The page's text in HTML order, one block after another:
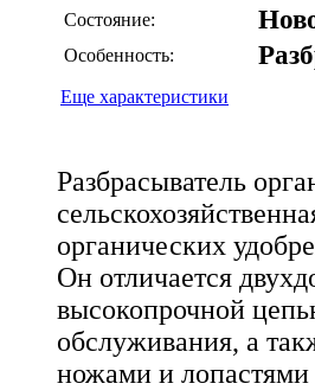
Состояние:
Особенность:
Еще характеристики
Разбрасыватель
органических
Он отличается
высокопрочной
обслуживания, а
ножами и лопастями